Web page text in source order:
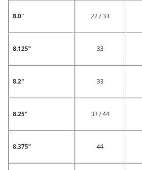
8.0" 22 / 33
8.125" 33
8.2" 33
8.25" 33 / 44
8.375" 44